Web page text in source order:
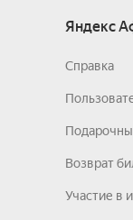
Яндекс
Справка
Возврат
Участие в